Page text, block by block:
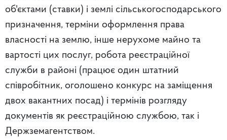
об'єктами (ставки) і землі сільськогосподарського
призначення, терміни оформлення права
власності на землю, інше нерухоме майно та
вартості цих послуг, робота реєстраційної
служби в районі (працює один штатний
співробітник, оголошено конкурс на заміщення
двох вакантних посад) і термінів розгляду
документів як реєстраційною службою, так і
Держземагентством.